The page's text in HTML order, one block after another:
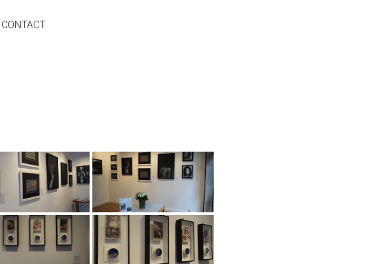
CONTACT